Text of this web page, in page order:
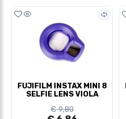
FUJIFILM INSTAX MINI 8
SELFIE LENS VIOLA
€ 9,80